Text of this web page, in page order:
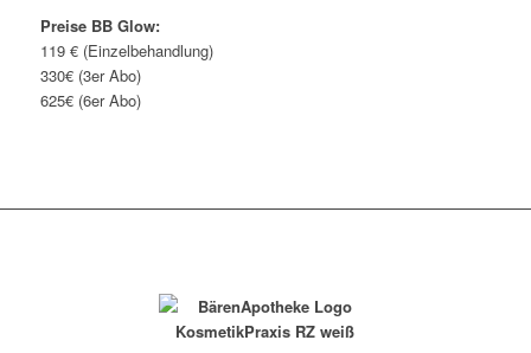
Preise BB Glow:
119 € (Einzelbehandlung)
330€ (3er Abo)
625€ (6er Abo)